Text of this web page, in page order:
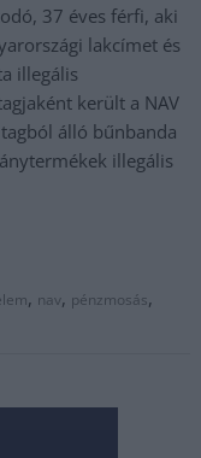
37 éves férfi, aki
lakcímet és
illegális
került a NAV
álló bűnbanda
illegális
, nav, pénzmosás,